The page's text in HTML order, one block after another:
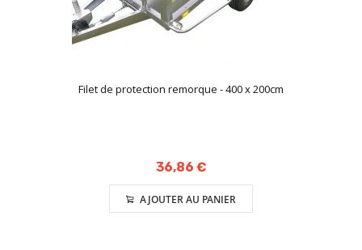
Filet de protection remorque - 400 x 200cm
36,86 €
AJOUTER AU PANIER